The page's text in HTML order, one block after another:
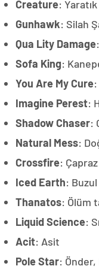
Creature: Yaratık
Gunhawk: Silah
Qua Lity Damage
Sofa King:
You Are My Cure
Imagine Perest:
Shadow Chaser:
Natural Mess:
Crossfire:
Iced Earth:
Thanatos: Ölüm
Liquid Science:
Acit: Asit
Pole Star: Önder,